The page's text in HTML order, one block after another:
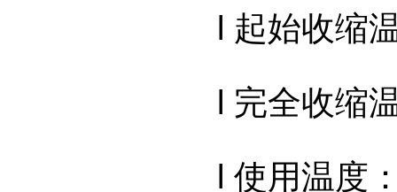
l 起始收缩
l 完全收缩
l 使用温